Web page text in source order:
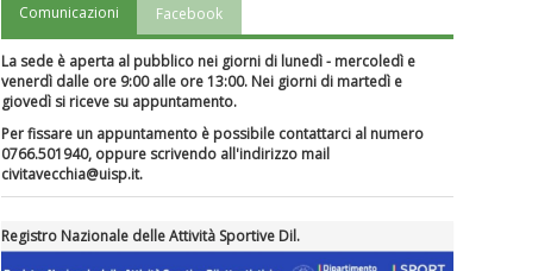
La formazione Uisp rallenta ma
prosegue anche in estate
Tiziano Pesce nel Cda di
Fondazione Terzjus: prima riunione
Comunicazioni Facebook
La sede è aperta al pubblico nei giorni di lunedì - mercoledì e
venerdì dalle ore 9:00 alle ore 13:00. Nei giorni di martedì e
giovedì si riceve su appuntamento.
Per fissare un appuntamento è possibile contattarci al numero
0766.501940, oppure scrivendo all'indirizzo mail
civitavecchia@uisp.it.
Registro Nazionale delle Attività Sportive Dil.